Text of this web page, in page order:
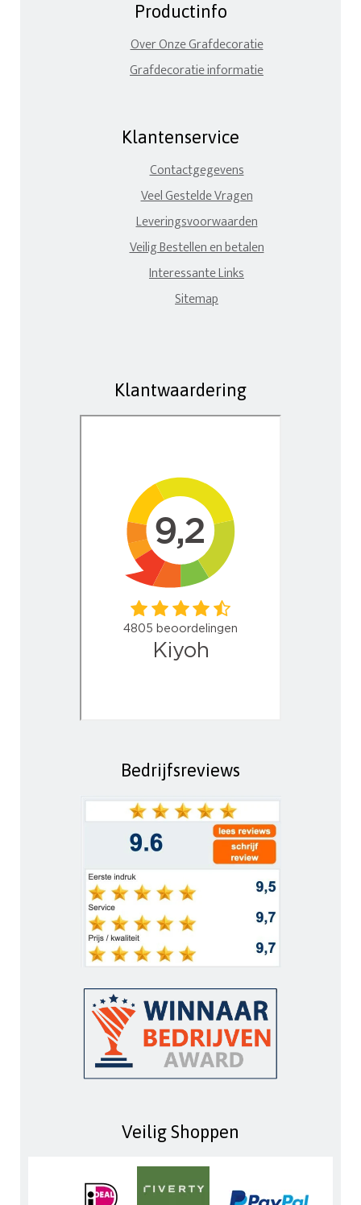
Productinfo
Over Onze Grafdecoratie
Grafdecoratie informatie
Klantenservice
Contactgegevens
Veel Gestelde Vragen
Leveringsvoorwaarden
Veilig Bestellen en betalen
Interessante Links
Sitemap
Klantwaardering
Bedrijfsreviews
Veilig Shoppen